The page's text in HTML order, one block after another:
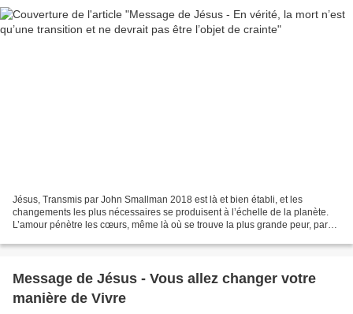
Jésus, Transmis par John Smallman 2018 est là et bien établi, et les
changements les plus nécessaires se produisent à l’échelle de la planète.
L’amour pénètre les cœurs, même là où se trouve la plus grande peur, parce
Message de Jésus - Vous allez changer votre
manière de Vivre